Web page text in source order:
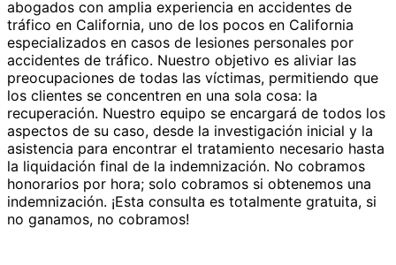
abogados con amplia experiencia en accidentes de
tráfico en California, uno de los pocos en California
especializados en casos de lesiones personales por
accidentes de tráfico. Nuestro objetivo es aliviar las
preocupaciones de todas las víctimas, permitiendo que
los clientes se concentren en una sola cosa: la
recuperación. Nuestro equipo se encargará de todos los
aspectos de su caso, desde la investigación inicial y la
asistencia para encontrar el tratamiento necesario hasta
la liquidación final de la indemnización. No cobramos
honorarios por hora; solo cobramos si obtenemos una
indemnización. ¡Esta consulta es totalmente gratuita, si
no ganamos, no cobramos!